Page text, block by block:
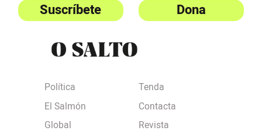
Suscríbete Dona
Política
El Salmón
Global
Tenda
Contacta
Revista